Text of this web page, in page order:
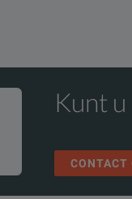
Kunt
CONTACT